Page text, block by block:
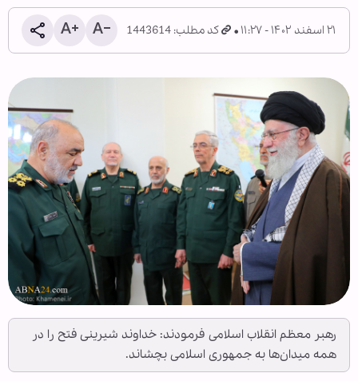
۲۱ اسفند ۱۴۰۲ - ۱۱:۲۷ کد مطلب: 1443614
رهبر معظم انقلاب اسلامی فرمودند: ‌خداوند شیرینی فتح را در
همه میدان‌ها به جمهوری اسلامی بچشاند.